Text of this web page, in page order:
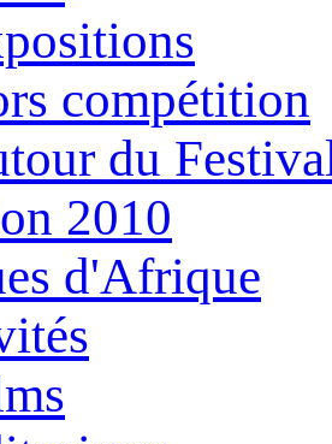
compétition
du
2010
d'Afrique